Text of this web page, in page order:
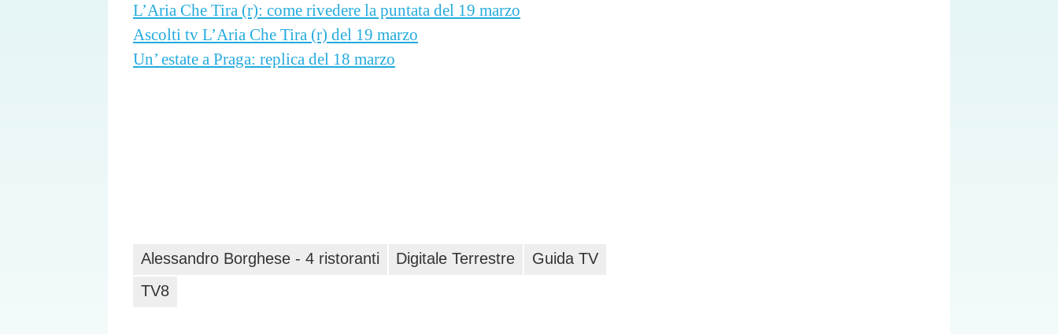
L’Aria Che Tira (r): come rivedere la puntata del 19 marzo
Ascolti tv L’Aria Che Tira (r) del 19 marzo
Un’ estate a Praga: replica del 18 marzo
Alessandro Borghese - 4 ristoranti Digitale Terrestre
Guida TV
TV8